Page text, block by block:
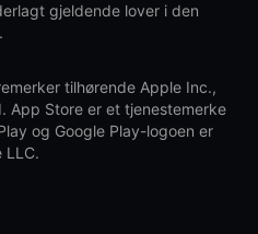
gjeldende lover i den
tilhørende Apple Inc.,
App Store er et tjenestemerke
og Google Play-logoen er
LLC.